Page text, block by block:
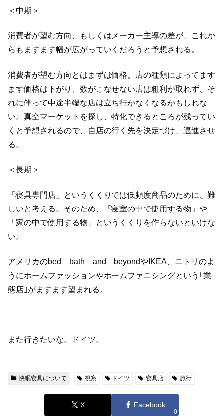
＜中期＞
消費者が望む方向、もしくはメーカー主導の差が、これか
らもますます幅が広がっていくだろうと予想される。
消費者が望む方向とはまずは価格。店の種類によってます
ます価格は下がり、数がこなせない店は粗利が取れず、そ
れに伴って中途半端な店は立ち行かなくなるかもしれな
い。真空マーケットを探し、特化できるところが残ってい
くと予想されるので、自店の行く先を決定づけ、邁進させ
る。
＜長期＞
「寝具専門店」というくくりでは低頻度商品のために、難
しいと考える。そのため、「寝室の中で使用する物」や
「家の中で使用する物」というくくりを作らないといけな
い。
アメリカのbed bath and beyondや IKEA 、ニトリのよ
うにホームファッションやホームファニシングという｢業
態店｣がますます望まれる。
また行きたいな。ドイツ。
快眠寝具について 視察 ドイツ 寝具店 旅行
X Facebook
0